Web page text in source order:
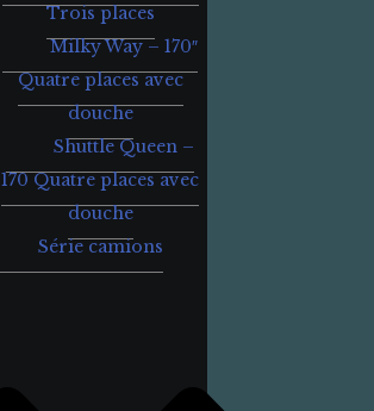
Trois places
Milky Way – 170″
Quatre places avec
douche
Shuttle Queen –
170 Quatre places avec
douche
Série camions